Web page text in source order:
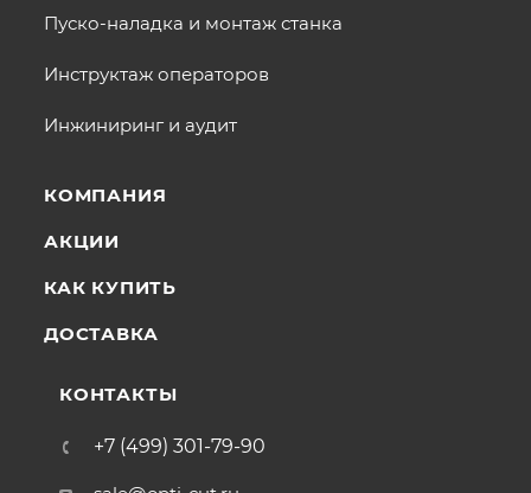
Пуско-наладка и монтаж станка
Инструктаж операторов
Инжиниринг и аудит
КОМПАНИЯ
АКЦИИ
КАК КУПИТЬ
ДОСТАВКА
КОНТАКТЫ
+7 (499) 301-79-90